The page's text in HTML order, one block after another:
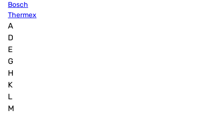
Bosch
Thermex
A
D
E
G
H
K
L
M